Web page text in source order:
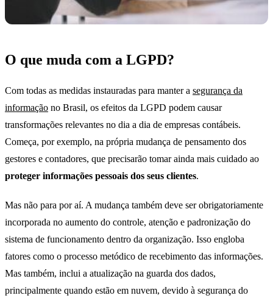
O que muda com a LGPD?
Com todas as medidas instauradas para manter a segurança da
informação no Brasil, os efeitos da LGPD podem causar
transformações relevantes no dia a dia de empresas contábeis.
Começa, por exemplo, na própria mudança de pensamento dos
gestores e contadores, que precisarão tomar ainda mais cuidado ao
proteger informações pessoais dos seus clientes.
Mas não para por aí. A mudança também deve ser obrigatoriamente
incorporada no aumento do controle, atenção e padronização do
sistema de funcionamento dentro da organização. Isso engloba
fatores como o processo metódico de recebimento das informações.
Mas também, inclui a atualização na guarda dos dados,
principalmente quando estão em nuvem, devido à segurança do